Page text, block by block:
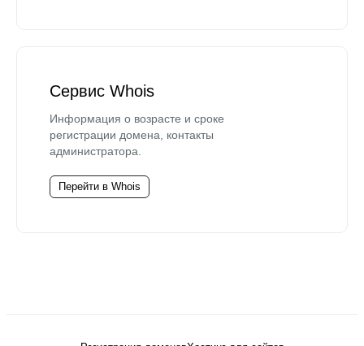
Сервис Whois
Информация о возрасте и сроке
регистрации домена, контакты
администратора.
Перейти в Whois